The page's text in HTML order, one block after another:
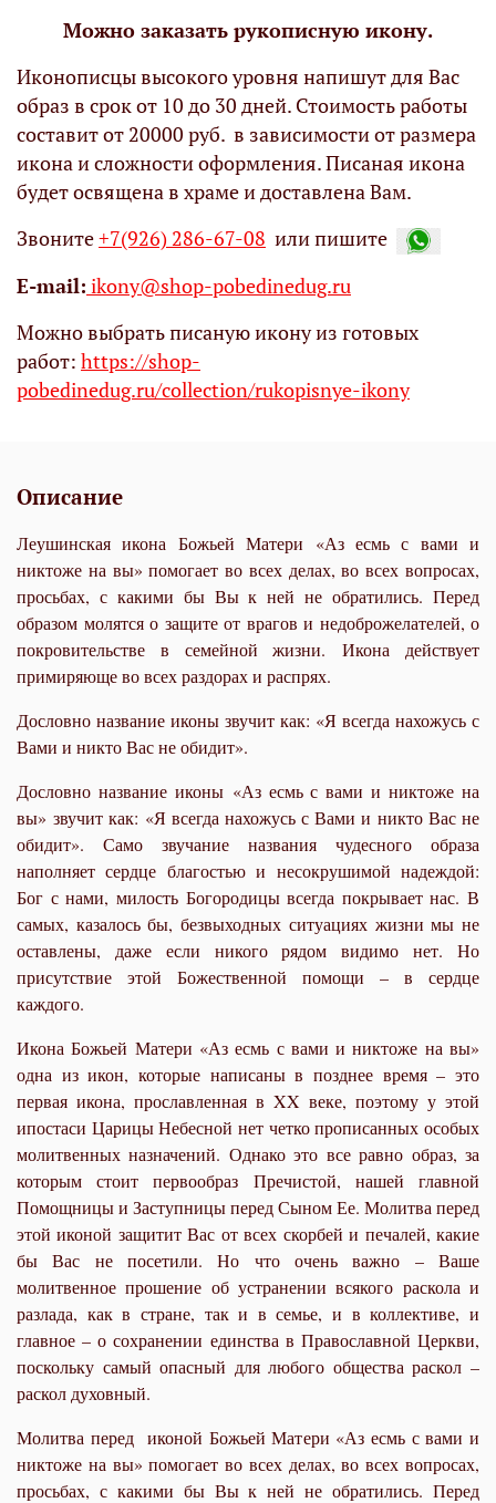
Можно заказать рукописную икону.
Иконописцы высокого уровня напишут для Вас
образ в срок от 10 до 30 дней. Стоимость работы
составит от 20000 руб. в зависимости от размера
икона и сложности оформления. Писаная икона
будет освящена в храме и доставлена Вам.
Звоните+7(926) 286-67-08 или пишите
Е-mail: ikony@shop-pobedinedug.ru
Можно выбрать писаную икону из готовых
работ: https://shop-
pobedinedug.ru/collection/rukopisnye-ikony
Описание
Леушинская икона Божьей Матери «Аз есмь с вами и
никтоже на вы» помогает во всех делах, во всех вопросах,
просьбах, с какими бы Вы к ней не обратились. Перед
образом молятся о защите от врагов и недоброжелателей, о
покровительстве в семейной жизни. Икона действует
примиряюще во всех раздорах и распрях.
Дословно название иконы звучит как: «Я всегда нахожусь с
Вами и никто Вас не обидит».
Дословно название иконы «Аз есмь с вами и никтоже на
вы» звучит как: «Я всегда нахожусь с Вами и никто Вас не
обидит». Само звучание названия чудесного образа
наполняет сердце благостью и несокрушимой надеждой:
Бог с нами, милость Богородицы всегда покрывает нас. В
самых, казалось бы, безвыходных ситуациях жизни мы не
оставлены, даже если никого рядом видимо нет. Но
присутствие этой Божественной помощи – в сердце
каждого.
Икона Божьей Матери «Аз есмь с вами и никтоже на вы»
одна из икон, которые написаны в позднее время – это
первая икона, прославленная в XX веке, поэтому у этой
ипостаси Царицы Небесной нет четко прописанных особых
молитвенных назначений. Однако это все равно образ, за
которым стоит первообраз Пречистой, нашей главной
Помощницы и Заступницы перед Сыном Ее. Молитва перед
этой иконой защитит Вас от всех скорбей и печалей, какие
бы Вас не посетили. Но что очень важно – Ваше
молитвенное прошение об устранении всякого раскола и
разлада, как в стране, так и в семье, и в коллективе, и
главное – о сохранении единства в Православной Церкви,
поскольку самый опасный для любого общества раскол –
раскол духовный.
Молитва перед иконой Божьей Матери «Аз есмь с вами и
никтоже на вы» помогает во всех делах, во всех вопросах,
просьбах, с какими бы Вы к ней не обратились. Перед